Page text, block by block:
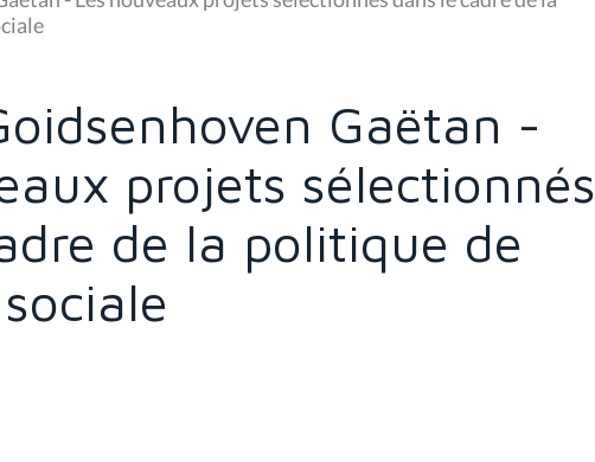
Gaëtan -
projets sélectionnés
de la politique de